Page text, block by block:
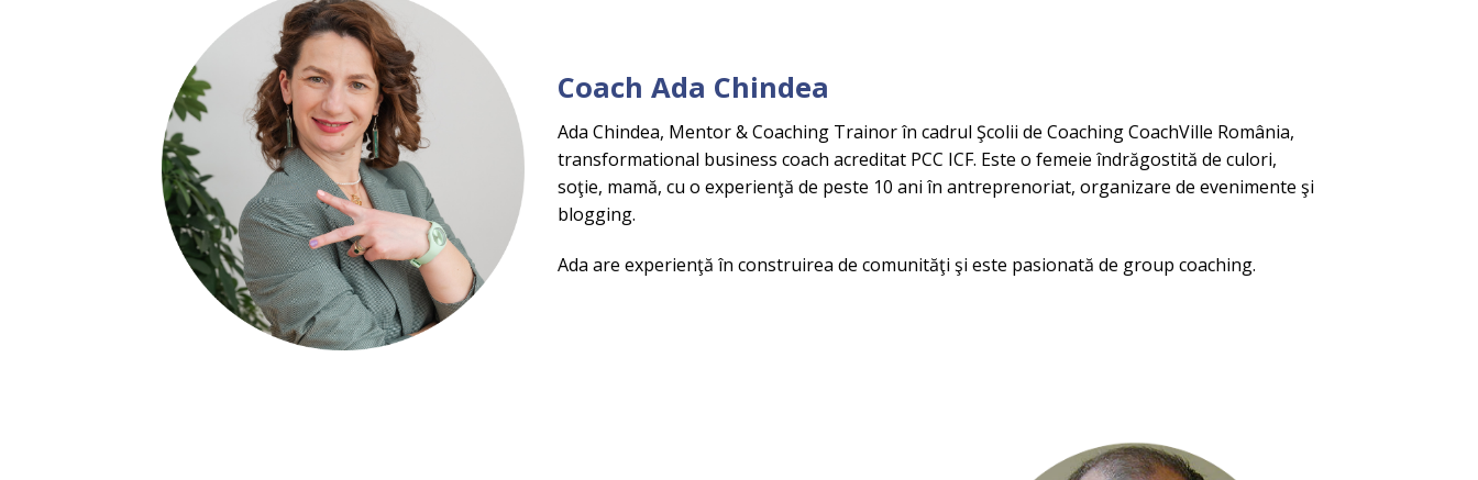
Coach Ada Chindea
Ada Chindea, Mentor & Coaching Trainor în cadrul Şcolii de Coaching CoachVille România,
transformational business coach acreditat PCC ICF. Este o femeie îndrăgostită de culori,
soţie, mamă, cu o experienţă de peste 10 ani în antreprenoriat, organizare de evenimente şi
blogging.
Ada are experienţă în construirea de comunităţi şi este pasionată de group coaching.